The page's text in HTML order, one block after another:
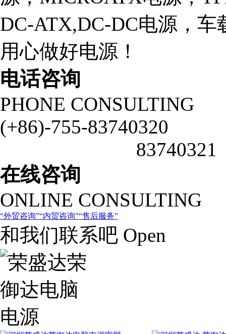
DC-ATX,DC-DC电源，
用心做好电源！
电话咨询
PHONE CONSULTING
(+86)-755-83740320
83740321
在线咨询
ONLINE CONSULTING
外贸咨询 内贸咨询 售后服务
和我们联系吧 Open